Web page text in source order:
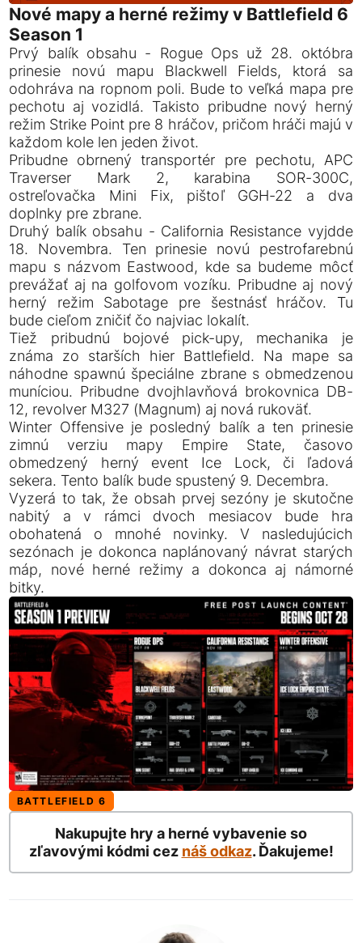
Nové mapy a herné režimy v Battlefield 6
Season 1
Prvý balík obsahu - Rogue Ops už 28. októbra
prinesie novú mapu Blackwell Fields, ktorá sa
odohráva na ropnom poli. Bude to veľká mapa pre
pechotu aj vozidlá. Takisto pribudne nový herný
režim Strike Point pre 8 hráčov, pričom hráči majú v
každom kole len jeden život.
Pribudne obrnený transportér pre pechotu, APC
Traverser Mark 2, karabina SOR-300C,
ostreľovačka Mini Fix, pištoľ GGH-22 a dva
doplnky pre zbrane.
Druhý balík obsahu - California Resistance vyjdde
18. Novembra. Ten prinesie novú pestrofarebnú
mapu s názvom Eastwood, kde sa budeme môcť
prevážať aj na golfovom vozíku. Pribudne aj nový
herný režim Sabotage pre šestnásť hráčov. Tu
bude cieľom zničiť čo najviac lokalít.
Tiež pribudnú bojové pick-upy, mechanika je
známa zo starších hier Battlefield. Na mape sa
náhodne spawnú špeciálne zbrane s obmedzenou
muníciou. Pribudne dvojhlavňová brokovnica DB-
12, revolver M327 (Magnum) aj nová rukoväť.
Winter Offensive je posledný balík a ten prinesie
zimnú verziu mapy Empire State, časovo
obmedzený herný event Ice Lock, či ľadová
sekera. Tento balík bude spustený 9. Decembra.
Vyzerá to tak, že obsah prvej sezóny je skutočne
nabitý a v rámci dvoch mesiacov bude hra
obohatená o mnohé novinky. V nasledujúcich
sezónach je dokonca naplánovaný návrat starých
máp, nové herné režimy a dokonca aj námorné
bitky.
BATTLEFIELD 6
Nakupujte hry a herné vybavenie so
zľavovými kódmi cez náš odkaz. Ďakujeme!